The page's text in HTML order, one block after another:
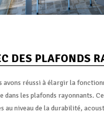
DES PLAFONDS
réussi à élargir la
les plafonds rayonnants.
niveau de la durabilité,